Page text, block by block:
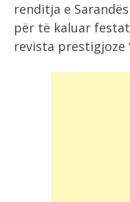
renditja e
për të kaluar
revista prestigjoze